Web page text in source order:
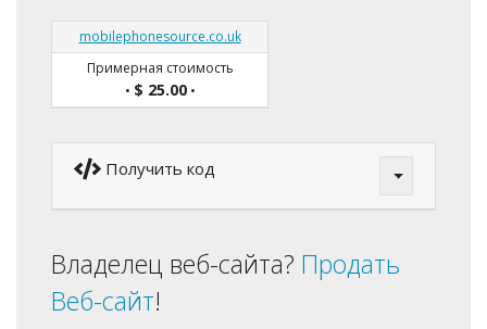
mobilephonesource.co.uk
Примерная стоимость
• $ 25.00•
Получить код
Владелец веб-сайта? Продать
Веб-сайт!